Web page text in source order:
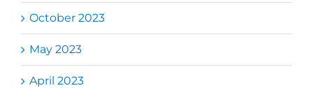
October 2023
May 2023
April 2023